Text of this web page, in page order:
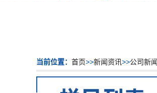
当前位置： 首页>>新闻资讯>>公司新闻